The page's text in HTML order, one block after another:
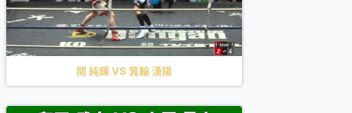
関 純輝 VS 箕輪 湧陽